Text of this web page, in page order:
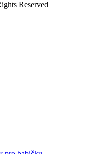
Reserved